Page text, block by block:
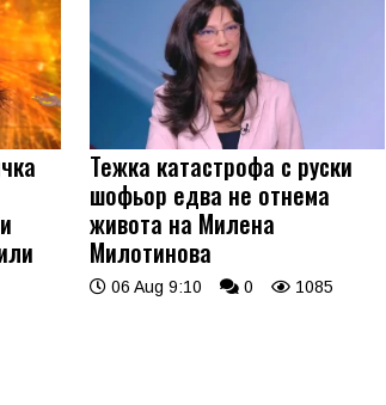
Тежка катастрофа с руски
шофьор едва не отнема
живота на Милена
Милотинова
06 Aug 9:10 0 1085